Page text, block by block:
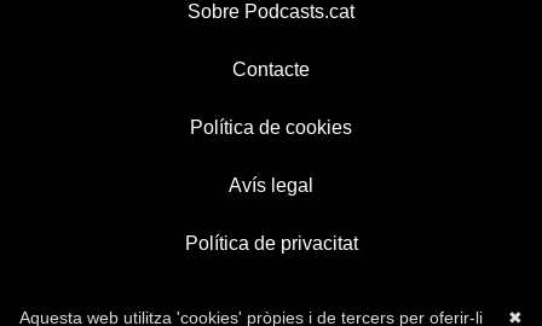
Sobre Podcasts.cat
Contacte
Política de cookies
Avís legal
Política de privacitat
✖
Aquesta web utilitza 'cookies' pròpies i de tercers per oferir-li